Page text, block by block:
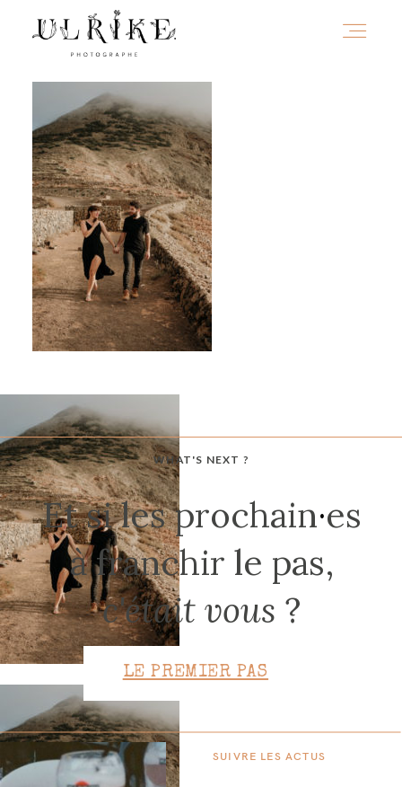
WHAT'S NEXT ?
SUIVRE LES ACTUS
Et si les prochain·es
à franchir le pas,
c'était vous ?
LE PREMIER PAS
HOME
A PROPOS
PORTFOLIO
INFOS
JOURNAL
CONTACT